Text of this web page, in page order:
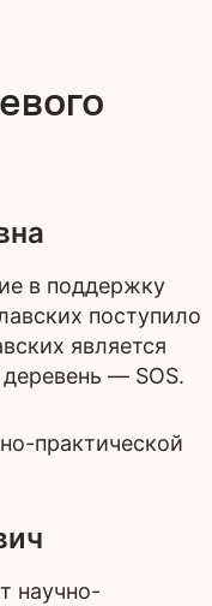
в поддержку
поступило
является
— SOS.
практической
научно-